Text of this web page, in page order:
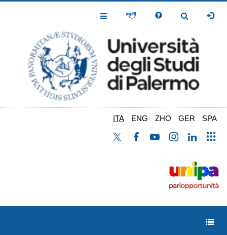
Toggle
Toggle
ITA ENG ZHO GER SPA